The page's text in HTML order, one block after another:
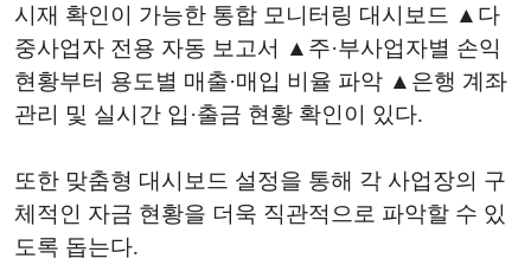
시재 확인이 가능한 통합 모니터링 대시보드 ▲다
중사업자 전용 자동 보고서 ▲주·부사업자별 손익
현황부터 용도별 매출·매입 비율 파악 ▲은행 계좌
관리 및 실시간 입·출금 현황 확인이 있다.
또한 맞춤형 대시보드 설정을 통해 각 사업장의 구
체적인 자금 현황을 더욱 직관적으로 파악할 수 있
도록 돕는다.